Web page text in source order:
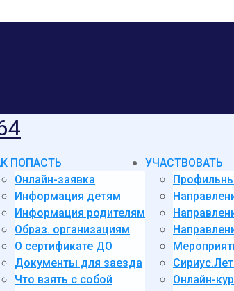
ПОПАСТЬ
Онлайн-заявка
Информация детям
Информация родителям
Образ. организациям
О сертификате ДО
Документы для заезда
Что взять с собой
УЧАСТВОВАТЬ
Онлайн-